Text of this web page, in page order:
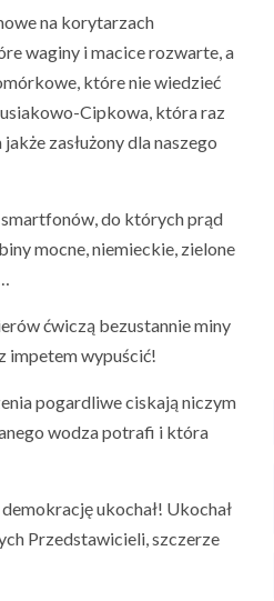
na korytarzach
waginy i macice rozwarte, a
które nie wiedzieć
Cipkowa, która raz
zasłużony dla naszego
do których prąd
mocne, niemieckie, zielone
ćwiczą bezustannie miny
impetem wypuścić!
pogardliwe ciskają niczym
wodza potrafi i która
ukochał! Ukochał
Przedstawicieli, szczerze